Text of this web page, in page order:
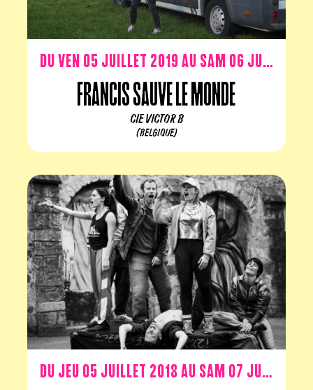
Du ven 05 juillet 2019 au sam 06 juillet 2019
Francis sauve le Monde
CIE VICTOR B
(BELGIQUE)
Du jeu 05 juillet 2018 au sam 07 juillet 2018